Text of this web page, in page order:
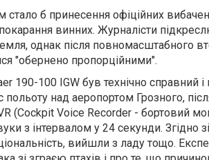
б принесення офіційних
покарання винних. Журналісти
однак після повномасштабного
"обернено пропорційними".
190-100 IGW був технічно справний
над аеропортом Грозного,
(Cockpit Voice Recorder - бортовий
з інтервалом у 24 секунди. Згідно
вийшли з ладу тощо.